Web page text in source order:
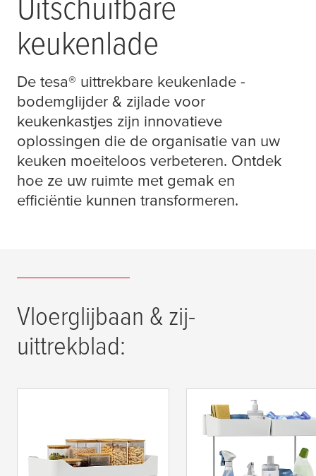
keukenlade
De tesa® uittrekbare keukenlade -
bodemglijder & zijlade voor
keukenkastjes zijn innovatieve
oplossingen die de organisatie van uw
keuken moeiteloos verbeteren. Ontdek
hoe ze uw ruimte met gemak en
efficiëntie kunnen transformeren.
Vloerglijbaan & zij-
uittrekblad:
uittrekbare lade voor
de keuken
tesa® Telescopische
zij-uittrekbare lade
voor de keuken